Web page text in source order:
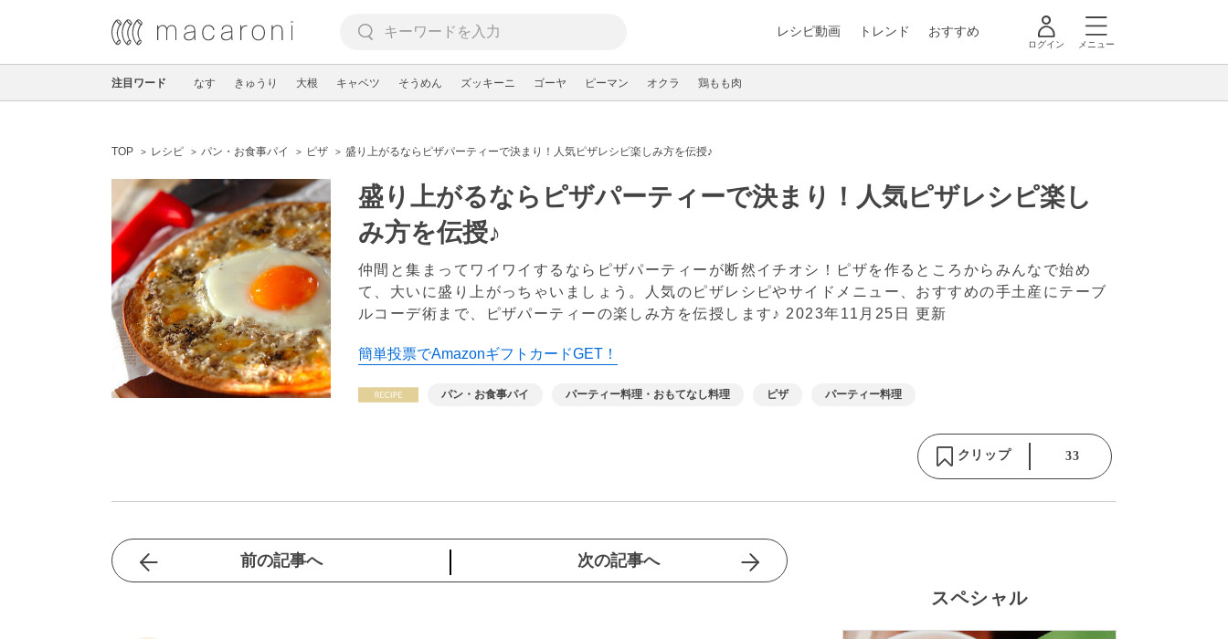
レシピ動画 トレンド おすすめ
ログイン メニュー
注目ワード なす きゅうり 大根 キャベツ そうめん ズッキーニ ゴーヤ ピーマン オクラ 鶏もも肉
TOP レシピ パン・お食事パイ ピザ 盛り上がるならピザパーティーで決まり！人気ピザレシピ楽しみ方を伝授♪
盛り上がるならピザパーティーで決まり！人気ピザレシピ楽し
み方を伝授♪
仲間と集まってワイワイするならピザパーティーが断然イチオシ！ピザを作るところからみんなで始め
て、大いに盛り上がっちゃいましょう。人気のピザレシピやサイドメニュー、おすすめの手土産にテーブ
ルコーデ術まで、ピザパーティーの楽しみ方を伝授します♪ 2023年11月25日 更新
簡単投票でAmazonギフトカードGET！
パン・お食事パイ パーティー料理・おもてなし料理 ピザ パーティー料理
クリップ 33
前の記事へ 次の記事へ
スペシャル